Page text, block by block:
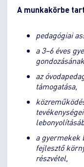
A munkakörbe
pedagógiai
a 3–6 éves
az
támogatása,
a gyermekek
fejlesztő
részvétel,